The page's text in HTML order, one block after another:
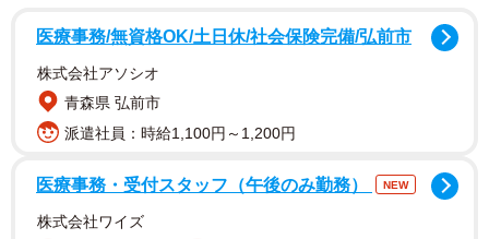
医療事務/無資格OK/土日休/社会保険完備/弘前市
株式会社アソシオ
青森県 弘前市
派遣社員：時給1,100円～1,200円
医療事務・受付スタッフ（午後のみ勤務） NEW
株式会社ワイズ